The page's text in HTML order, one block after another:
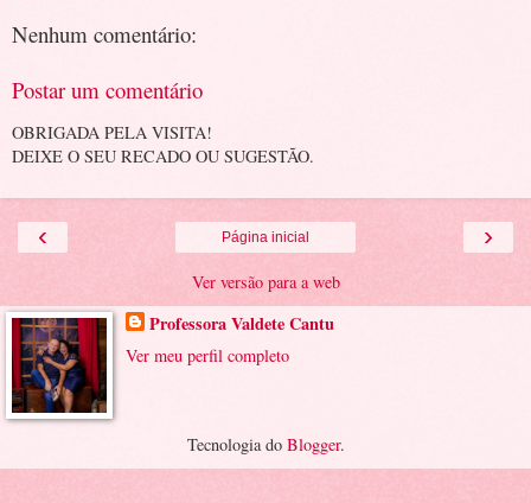
Nenhum comentário:
Postar um comentário
OBRIGADA PELA VISITA!
DEIXE O SEU RECADO OU SUGESTÃO.
‹ ›
Página inicial
Ver versão para a web
Professora Valdete Cantu
Ver meu perfil completo
Tecnologia do Blogger.